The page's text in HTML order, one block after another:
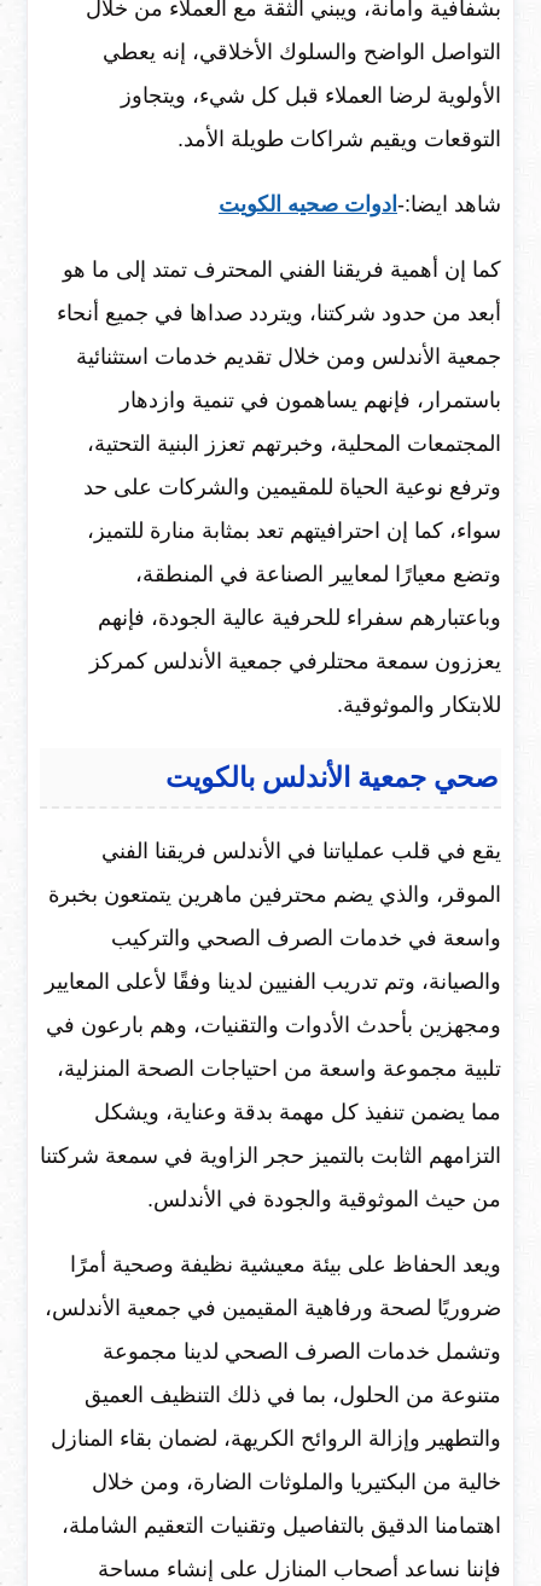
بشفافية وأمانة، ويبني الثقة مع العملاء من خلال
التواصل الواضح والسلوك الأخلاقي، إنه يعطي
الأولوية لرضا العملاء قبل كل شيء، ويتجاوز
التوقعات ويقيم شراكات طويلة الأمد.
شاهد ايضا:- ادوات صحيه الكويت
كما إن أهمية فريقنا الفني المحترف تمتد إلى ما هو
أبعد من حدود شركتنا، ويتردد صداها في جميع أنحاء
جمعية الأندلس ومن خلال تقديم خدمات استثنائية
باستمرار، فإنهم يساهمون في تنمية وازدهار
المجتمعات المحلية، وخبرتهم تعزز البنية التحتية،
وترفع نوعية الحياة للمقيمين والشركات على حد
سواء، كما إن احترافيتهم تعد بمثابة منارة للتميز،
وتضع معيارًا لمعايير الصناعة في المنطقة،
وباعتبارهم سفراء للحرفية عالية الجودة، فإنهم
يعززون سمعة محتلرفي جمعية الأندلس كمركز
للابتكار والموثوقية.
صحي جمعية الأندلس بالكويت
يقع في قلب عملياتنا في الأندلس فريقنا الفني
الموقر، والذي يضم محترفين ماهرين يتمتعون بخبرة
واسعة في خدمات الصرف الصحي والتركيب
والصيانة، وتم تدريب الفنيين لدينا وفقًا لأعلى المعايير
ومجهزين بأحدث الأدوات والتقنيات، وهم بارعون في
تلبية مجموعة واسعة من احتياجات الصحة المنزلية،
مما يضمن تنفيذ كل مهمة بدقة وعناية، ويشكل
التزامهم الثابت بالتميز حجر الزاوية في سمعة شركتنا
من حيث الموثوقية والجودة في الأندلس.
ويعد الحفاظ على بيئة معيشية نظيفة وصحية أمرًا
ضروريًا لصحة ورفاهية المقيمين في جمعية الأندلس،
وتشمل خدمات الصرف الصحي لدينا مجموعة
متنوعة من الحلول، بما في ذلك التنظيف العميق
والتطهير وإزالة الروائح الكريهة، لضمان بقاء المنازل
خالية من البكتيريا والملوثات الضارة، ومن خلال
اهتمامنا الدقيق بالتفاصيل وتقنيات التعقيم الشاملة،
فإننا نساعد أصحاب المنازل على إنشاء مساحة